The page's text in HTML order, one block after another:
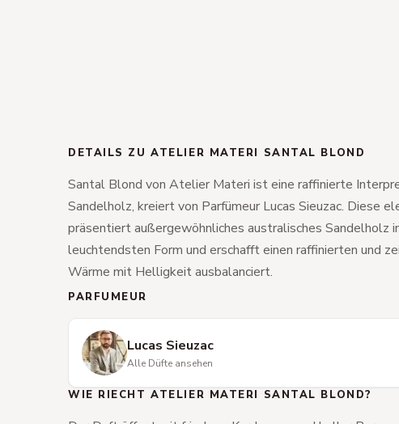
DETAILS ZU ATELIER MATERI SANTAL BLOND
Santal Blond von Atelier Materi ist eine raffinierte
Sandelholz, kreiert von Parfümeur Lucas Sieuzac. Diese
präsentiert außergewöhnliches australisches Sandelholz
leuchtendsten Form und erschafft einen raffinierten und
Wärme mit Helligkeit ausbalanciert.
PARFUMEUR
Lucas Sieuzac
Alle Düfte ansehen
WIE RIECHT ATELIER MATERI SANTAL BLOND?